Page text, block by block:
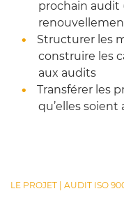
prochain audit
Structurer les
construire les
aux audits
Transférer les
qu’elles
LE PROJET | AUDIT ISO